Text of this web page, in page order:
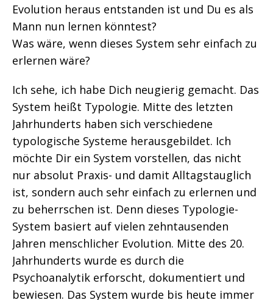
Evolution heraus entstanden ist und Du es als
Mann nun lernen könntest?
Was wäre, wenn dieses System sehr einfach zu
erlernen wäre?
Ich sehe, ich habe Dich neugierig gemacht. Das
System heißt Typologie. Mitte des letzten
Jahrhunderts haben sich verschiedene
typologische Systeme herausgebildet. Ich
möchte Dir ein System vorstellen, das nicht
nur absolut Praxis- und damit Alltagstauglich
ist, sondern auch sehr einfach zu erlernen und
zu beherrschen ist. Denn dieses Typologie-
System basiert auf vielen zehntausenden
Jahren menschlicher Evolution. Mitte des 20.
Jahrhunderts wurde es durch die
Psychoanalytik erforscht, dokumentiert und
bewiesen. Das System wurde bis heute immer